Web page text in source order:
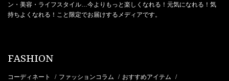
ン・美容・ライフスタイル…今よりもっと楽しくなれる！元気になれる！気
持ちよくなれる！こと限定でお届けするメディアです。
FASHION
コーディネート / ファッションコラム / おすすめアイテム /